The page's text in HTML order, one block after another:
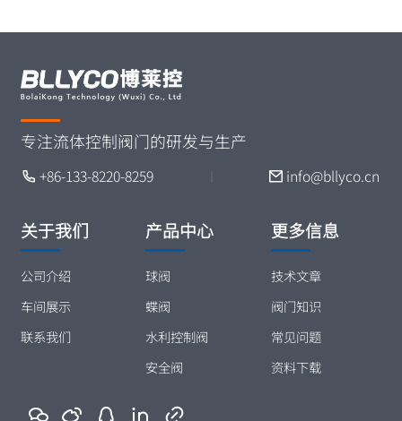
专注流体控制阀门的研发与生产
+86-133-8220-8259 info@bllyco.cn
关于我们
公司介绍
车间展示
联系我们
产品中心
球阀
蝶阀
水利控制阀
安全阀
更多信息
技术文章
阀门知识
常见问题
资料下载